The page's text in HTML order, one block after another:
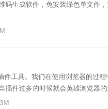
码生成软件，免安装绿色单文件
工具。我们在使用浏览器的过
插件过多的时候就会英雄浏览器